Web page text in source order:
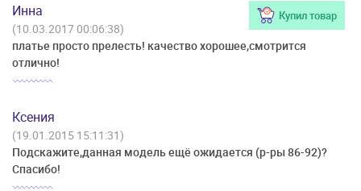
Инна Купил товар
(10.03.2017 00:06:38)
платье просто прелесть! качество хорошее,смотрится
отлично!
Ксения
(19.01.2015 15:11:31)
Подскажите,данная модель ещё ожидается (р-ры 86-92)?
Спасибо!